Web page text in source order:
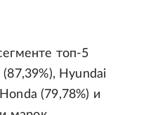
топ-5
Hyundai
(79,78%) и